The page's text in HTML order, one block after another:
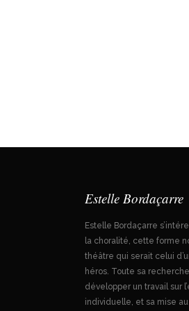
Estelle Bordaçarre
Estelle Bordaçarre
la choralité, cette forme
théâtre qui serait celui
héros. Toute sa
développer un travail sur
individuelle, et sa mise